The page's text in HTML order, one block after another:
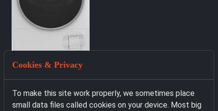
319.00 € with VAT
Cookies & Privacy
To make this site work properly, we sometimes place
small data files called cookies on your device. Most big